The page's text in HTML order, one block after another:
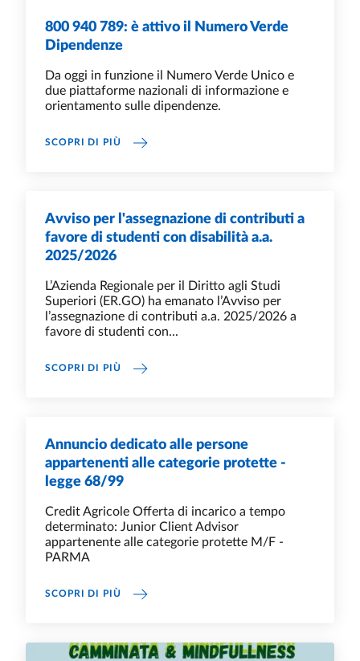
800 940 789: è attivo il Numero Verde
Dipendenze
Da oggi in funzione il Numero Verde Unico e
due piattaforme nazionali di informazione e
orientamento sulle dipendenze.
SCOPRI DI PIÙ 800 940 789: È ATTIVO IL NUMERO VERDE
Avviso per l'assegnazione di contributi a
favore di studenti con disabilità a.a.
2025/2026
L’Azienda Regionale per il Diritto agli Studi
Superiori (ER.GO) ha emanato l’Avviso per
l’assegnazione di contributi a.a. 2025/2026 a
favore di studenti con...
SCOPRI DI PIÙ AVVISO PER L'ASSEGNAZIONE DI
Annuncio dedicato alle persone
appartenenti alle categorie protette -
legge 68/99
Credit Agricole Offerta di incarico a tempo
determinato: Junior Client Advisor
appartenente alle categorie protette M/F -
PARMA
SCOPRI DI PIÙ ANNUNCIO DEDICATO ALLE PERSONE